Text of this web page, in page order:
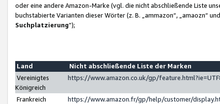
oder eine andere Amazon-Marke (vgl. die nicht abschließende Liste
buchstabierte Varianten dieser Wörter (z. B. „ammazon“, „amaozn“
Suchplatzierung”);
Land
Nicht abschließende Liste der Marken
Vereinigtes
Königreich
https://www.amazon.co.uk/gp/
Frankreich
https://www.amazon.fr/gp/help/customer/